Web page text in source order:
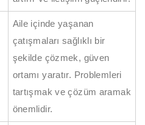
Aile içinde yaşanan
çatışmaları sağlıklı bir
şekilde çözmek, güven
ortamı yaratır. Problemleri
tartışmak ve çözüm aramak
önemlidir.